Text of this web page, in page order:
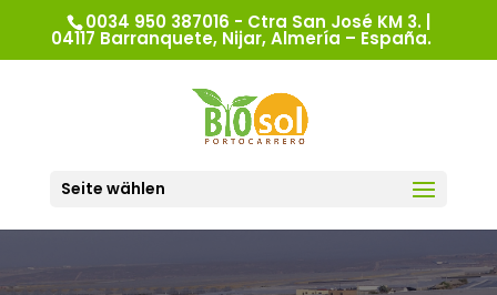
0034 950 387016 - Ctra San José KM 3. |
04117 Barranquete, Nijar, Almería – España.
Seite wählen